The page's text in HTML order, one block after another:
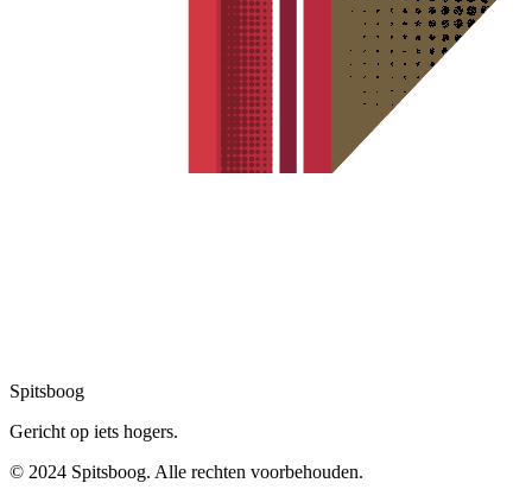
Spitsboog
Gericht op iets hogers.
© 2024 Spitsboog. Alle rechten voorbehouden.